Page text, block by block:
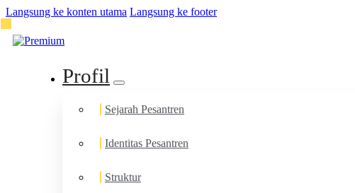
Langsung ke konten utama Langsung ke footer
Profil
Sejarah Pesantren
Identitas Pesantren
Struktur